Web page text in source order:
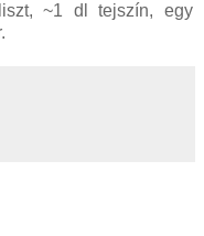
~1 dl tejszín, egy